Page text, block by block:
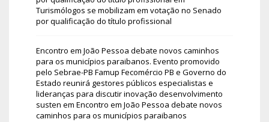
Turismólogos se mobilizam em votação no Senado
por qualificação do título profissional
Encontro em João Pessoa debate novos caminhos
para os municípios paraibanos. Evento promovido
pelo Sebrae-PB Famup Fecomércio PB e Governo do
Estado reunirá gestores públicos especialistas e
lideranças para discutir inovação desenvolvimento
susten em Encontro em João Pessoa debate novos
caminhos para os municípios paraibanos